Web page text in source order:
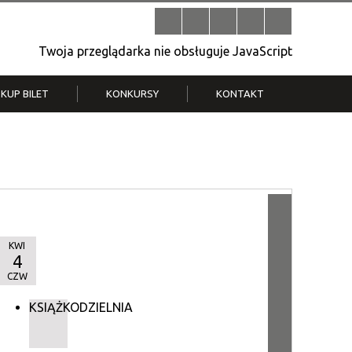
Twoja przeglądarka nie obsługuje JavaScript
KUP BILET KONKURSY KONTAKT
KWI
4
CZW
KSIĄŻKODZIELNIA